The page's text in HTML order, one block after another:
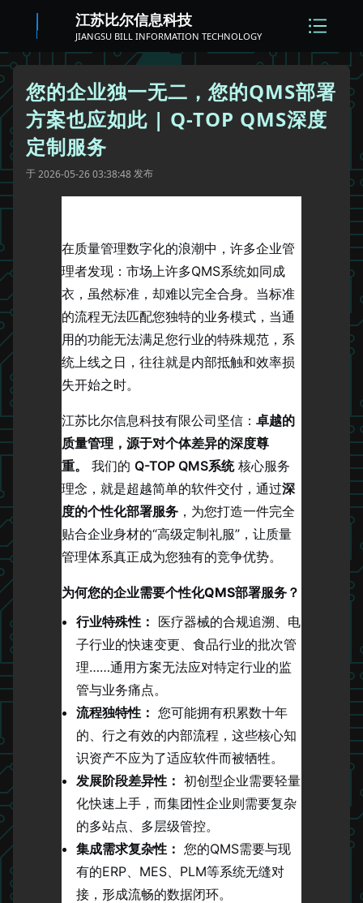
江苏比尔信息科技
JIANGSU BILL INFORMATION TECHNOLOGY
您的企业独一无二，您的QMS部署
方案也应如此 | Q-TOP QMS深度
定制服务
于2026-05-26 03:38:48发布
在质量管理数字化的浪潮中，许多企业管
理者发现：市场上许多QMS系统如同成
衣，虽然标准，却难以完全合身。当标准
的流程无法匹配您独特的业务模式，当通
用的功能无法满足您行业的特殊规范，系
统上线之日，往往就是内部抵触和效率损
失开始之时。
江苏比尔信息科技有限公司坚信： 卓越的
质量管理，源于对个体差异的深度尊
重。
我们的 Q-TOP QMS系统核心服务
理念，就是超越简单的软件交付，通过深
度的个性化部署服务 ，为您打造一件完全
贴合企业身材的“高级定制礼服”，让质量
管理体系真正成为您独有的竞争优势。
为何您的企业需要个性化QMS部署服务？
行业特殊性： 医疗器械的合规追溯、电
子行业的快速变更、食品行业的批次管
理……通用方案无法应对特定行业的监
管与业务痛点。
流程独特性： 您可能拥有积累数十年
的、行之有效的内部流程，这些核心知
识资产不应为了适应软件而被牺牲。
发展阶段差异性： 初创型企业需要轻量
化快速上手，而集团性企业则需要复杂
的多站点、多层级管控。
集成需求复杂性： 您的QMS需要与现
有的ERP、MES、PLM等系统无缝对
接，形成流畅的数据闭环。